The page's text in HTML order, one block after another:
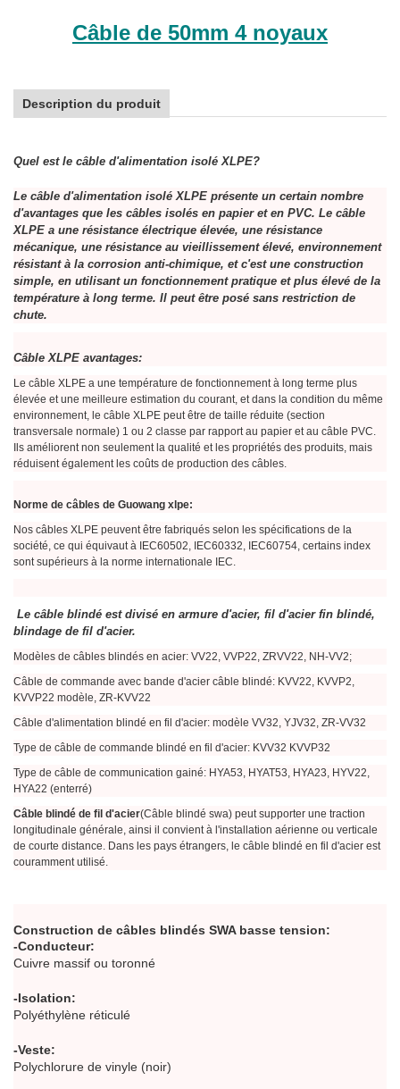
Câble de 50mm 4 noyaux
Description du produit
Quel est le câble d'alimentation isolé XLPE?
Le câble d'alimentation isolé XLPE présente un certain nombre
d'avantages que les câbles isolés en papier et en PVC. Le câble
XLPE a une résistance électrique élevée, une résistance
mécanique, une résistance au vieillissement élevé, environnement
résistant à la corrosion anti-chimique, et c'est une construction
simple, en utilisant un fonctionnement pratique et plus élevé de la
température à long terme. Il peut être posé sans restriction de
chute.
Câble XLPE avantages:
Le câble XLPE a une température de fonctionnement à long terme plus
élevée et une meilleure estimation du courant, et dans la condition du même
environnement, le câble XLPE peut être de taille réduite (section
transversale normale) 1 ou 2 classe par rapport au papier et au câble PVC.
Ils améliorent non seulement la qualité et les propriétés des produits, mais
réduisent également les coûts de production des câbles.
Norme de câbles de Guowang xlpe:
Nos câbles XLPE peuvent être fabriqués selon les spécifications de la
société, ce qui équivaut à IEC60502, IEC60332, IEC60754, certains index
sont supérieurs à la norme internationale IEC.
Le câble blindé est divisé en armure d'acier, fil d'acier fin blindé,
blindage de fil d'acier.
Modèles de câbles blindés en acier: VV22, VVP22, ZRVV22, NH-VV2;
Câble de commande avec bande d'acier câble blindé: KVV22, KVVP2,
KVVP22 modèle, ZR-KVV22
Câble d'alimentation blindé en fil d'acier: modèle VV32, YJV32, ZR-VV32
Type de câble de commande blindé en fil d'acier: KVV32 KVVP32
Type de câble de communication gainé: HYA53, HYAT53, HYA23, HYV22,
HYA22 (enterré)
Câble blindé de fil d'acier(Câble blindé swa) peut supporter une traction
longitudinale générale, ainsi il convient à l'installation aérienne ou verticale
de courte distance. Dans les pays étrangers, le câble blindé en fil d'acier est
couramment utilisé.
Construction de câbles blindés SWA basse tension:
-Conducteur:
Cuivre massif ou toronné
-Isolation:
Polyéthylène réticulé
-Veste:
Polychlorure de vinyle (noir)